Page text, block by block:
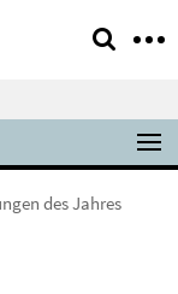
des Jahres